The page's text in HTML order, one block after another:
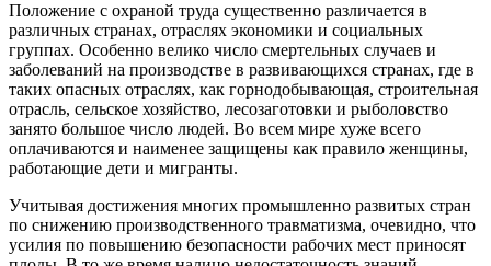
Положение с охраной труда существенно различается в
различных странах, отраслях экономики и социальных
группах. Особенно велико число смертельных случаев и
заболеваний на производстве в развивающихся странах, где в
таких опасных отраслях, как горнодобывающая, строительная
отрасль, сельское хозяйство, лесозаготовки и рыболовство
занято большое число людей. Во всем мире хуже всего
оплачиваются и наименее защищены как правило женщины,
работающие дети и мигранты.
Учитывая достижения многих промышленно развитых стран
по снижению производственного травматизма, очевидно, что
усилия по повышению безопасности рабочих мест приносят